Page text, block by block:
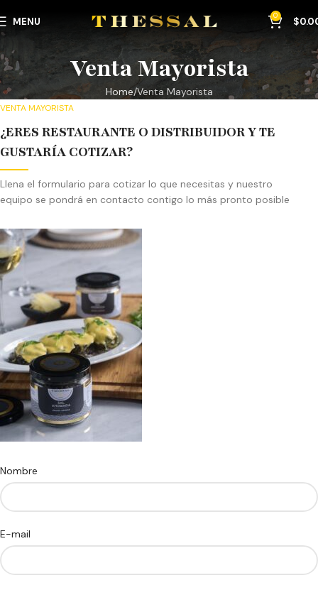
MENU 0 $
Venta Mayorista
Home Venta Mayorista
VENTA MAYORISTA
¿ERES RESTAURANTE O DISTRIBUIDOR Y TE
GUSTARÍA COTIZAR?
Llena el formulario para cotizar lo que necesitas y nuestro
equipo se pondrá en contacto contigo lo más pronto posible
Nombre
E-mail